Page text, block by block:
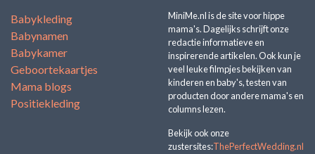
Babykleding
Babynamen
Babykamer
Geboortekaartjes
Mama blogs
Positiekleding
MiniMe.nl is de site voor hippe
mama's. Dagelijks schrijft onze
redactie informatieve en
inspirerende artikelen. Ook kun je
veel leuke filmpjes bekijken van
kinderen en baby's, testen van
producten door andere mama's en
columns lezen.
Bekijk ook onze
zustersites:ThePerfectWedding.nl